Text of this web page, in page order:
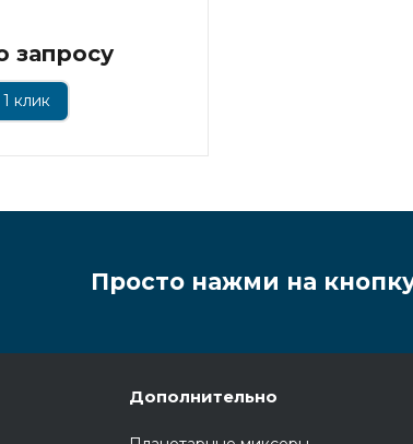
запросу
клик
Просто нажми на
Дополнительно